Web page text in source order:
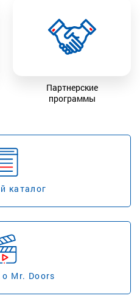
Партнерские
программы
каталог
Mr. Doors